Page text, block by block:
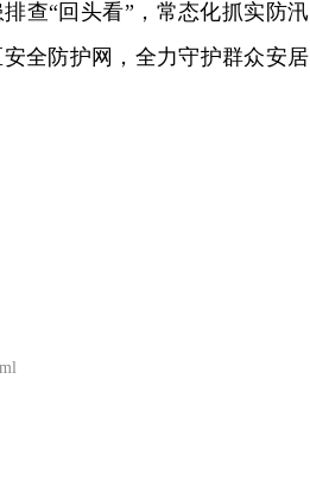
查“回头看”，常态化抓实防汛
全防护网，全力守护群众安居